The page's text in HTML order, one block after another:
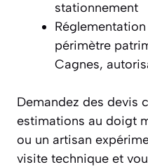
stationnement
périmètre
Cagnes,
Demandez des devis
estimations au doigt
ou un artisan
visite technique et